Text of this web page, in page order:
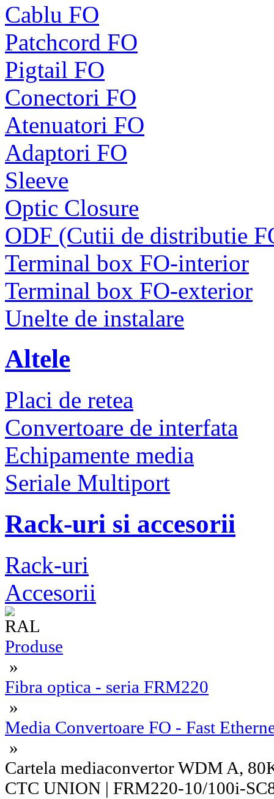
Cablu FO
Patchcord FO
Pigtail FO
Conectori FO
Atenuatori FO
Adaptori FO
Sleeve
Optic Closure
ODF (Cutii de distributie
Terminal box FO-interior
Terminal box FO-exterior
Unelte de instalare
Altele
Placi de retea
Convertoare de interfata
Echipamente media
Seriale Multiport
Rack-uri si accesorii
Rack-uri
Accesorii
Produse
»
Fibra optica - seria FRM220
»
Media Convertoare FO - Fast
»
Cartela mediaconvertor WDM A,
CTC UNION | FRM220-10/100i-